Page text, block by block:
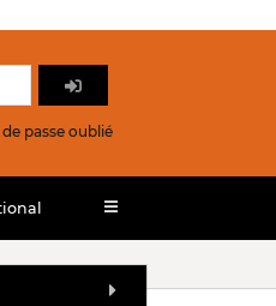
passe oublié